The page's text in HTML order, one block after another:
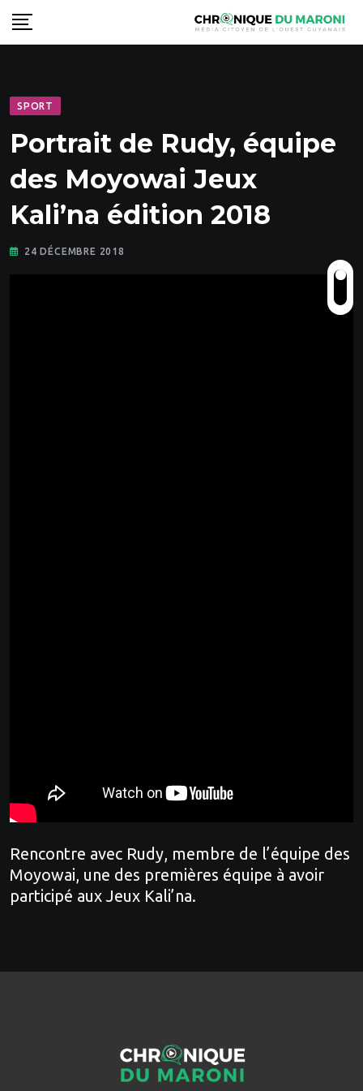
Skip
to
SPORT
Portrait de Rudy, équipe
des Moyowai Jeux
Kali’na édition 2018
24 DÉCEMBRE 2018
Rencontre avec Rudy, membre de l’équipe des
Moyowai, une des premières équipe à avoir
participé aux Jeux Kali’na.